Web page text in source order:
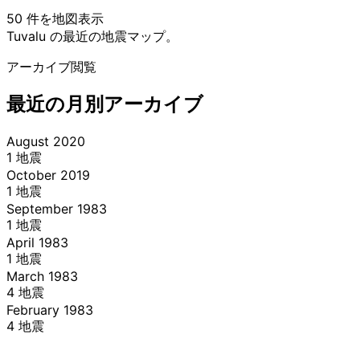
50 件を地図表示
−
Tuvalu の最近の地震マップ。
アーカイブ閲覧
最近の月別アーカイブ
August 2020
1 地震
October 2019
1 地震
September 1983
1 地震
April 1983
1 地震
March 1983
4 地震
February 1983
4 地震